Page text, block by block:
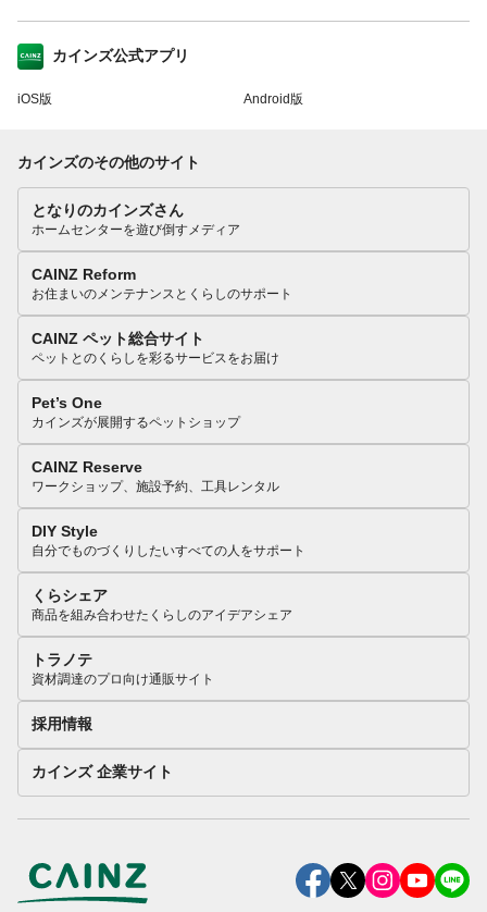
カインズ公式アプリ
iOS版 Android版
カインズのその他のサイト
となりのカインズさん
ホームセンターを遊び倒すメディア
CAINZ Reform
お住まいのメンテナンスとくらしのサポート
CAINZ ペット総合サイト
ペットとのくらしを彩るサービスをお届け
Pet’s One
カインズが展開するペットショップ
CAINZ Reserve
ワークショップ、施設予約、工具レンタル
DIY Style
自分でものづくりしたいすべての人をサポート
くらシェア
商品を組み合わせたくらしのアイデアシェア
トラノテ
資材調達のプロ向け通販サイト
採用情報
カインズ 企業サイト